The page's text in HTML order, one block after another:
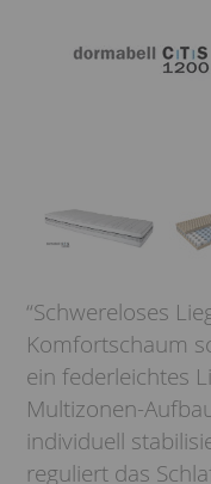
“Schwereloses
Komfortschaum
ein federleichtes
Multizonen-
individuell
reguliert das